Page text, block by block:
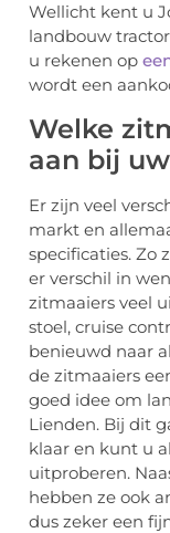
Wellicht kent u
landbouw
u rekenen op
wordt een
Welke
aan bij
Er zijn veel
markt en
specificaties. Zo
er verschil in
zitmaaiers veel
stoel, cruise
benieuwd naar
de zitmaaiers
goed idee om
Lienden. Bij dit
klaar en kunt u
uitproberen.
hebben ze ook
dus zeker een